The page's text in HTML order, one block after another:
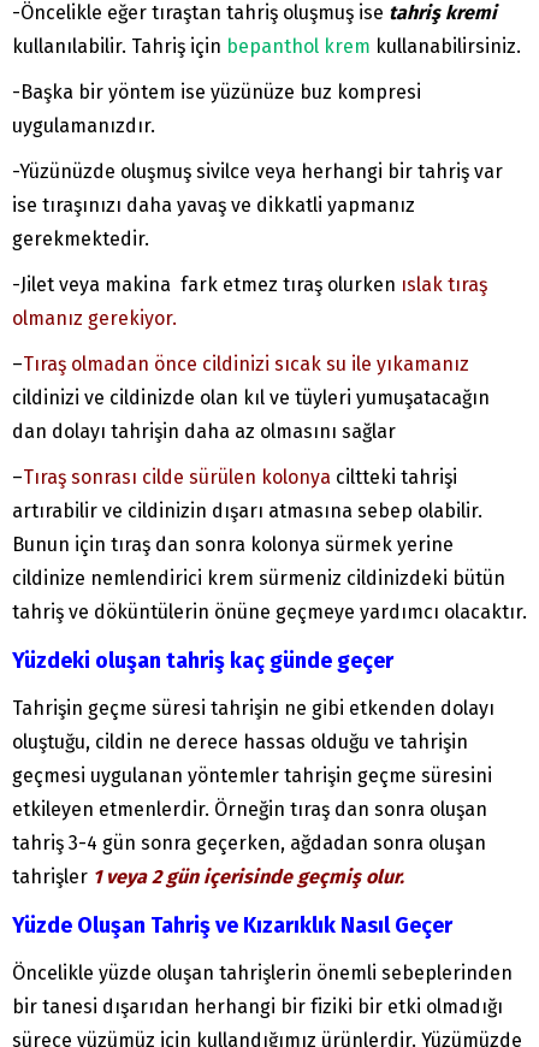
-Öncelikle eğer tıraştan tahriş oluşmuş ise tahriş kremi
kullanılabilir. Tahriş için bepanthol krem kullanabilirsiniz.
-Başka bir yöntem ise yüzünüze buz kompresi
uygulamanızdır.
-Yüzünüzde oluşmuş sivilce veya herhangi bir tahriş var
ise tıraşınızı daha yavaş ve dikkatli yapmanız
gerekmektedir.
-Jilet veya makina fark etmez tıraş olurken ıslak tıraş
olmanız gerekiyor.
–Tıraş olmadan önce cildinizi sıcak su ile yıkamanız
cildinizi ve cildinizde olan kıl ve tüyleri yumuşatacağın
dan dolayı tahrişin daha az olmasını sağlar
–Tıraş sonrası cilde sürülen kolonya ciltteki tahrişi
artırabilir ve cildinizin dışarı atmasına sebep olabilir.
Bunun için tıraş dan sonra kolonya sürmek yerine
cildinize nemlendirici krem sürmeniz cildinizdeki bütün
tahriş ve döküntülerin önüne geçmeye yardımcı olacaktır.
Yüzdeki oluşan tahriş kaç günde geçer
Tahrişin geçme süresi tahrişin ne gibi etkenden dolayı
oluştuğu, cildin ne derece hassas olduğu ve tahrişin
geçmesi uygulanan yöntemler tahrişin geçme süresini
etkileyen etmenlerdir. Örneğin tıraş dan sonra oluşan
tahriş 3-4 gün sonra geçerken, ağdadan sonra oluşan
tahrişler 1 veya 2 gün içerisinde geçmiş olur.
Yüzde Oluşan Tahriş ve Kızarıklık Nasıl Geçer
Öncelikle yüzde oluşan tahrişlerin önemli sebeplerinden
bir tanesi dışarıdan herhangi bir fiziki bir etki olmadığı
sürece yüzümüz için kullandığımız ürünlerdir. Yüzümüzde